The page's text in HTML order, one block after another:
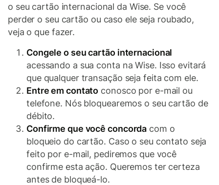
o seu cartão internacional da Wise. Se você
perder o seu cartão ou caso ele seja roubado,
veja o que fazer.
Congele o seu cartão internacional
acessando a sua conta na Wise. Isso evitará
que qualquer transação seja feita com ele.
Entre em contato conosco por e-mail ou
telefone. Nós bloquearemos o seu cartão de
débito.
Confirme que você concorda com o
bloqueio do cartão. Caso o seu contato seja
feito por e-mail, pediremos que você
confirme esta ação. Queremos ter certeza
antes de bloqueá-lo.